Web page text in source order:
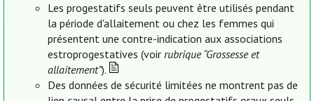
Les progestatifs seuls peuvent être utilisés pendant
la période d'allaitement ou chez les femmes qui
présentent une contre-indication aux associations
estroprogestatives (voirrubrique “Grossesse et
allaitement”).
Des données de sécurité limitées ne montrent pas de